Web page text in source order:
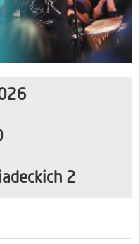
2